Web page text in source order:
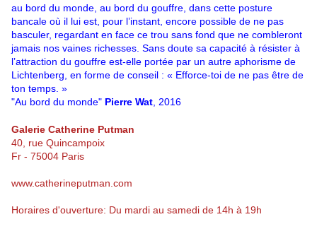
au bord du monde, au bord du gouffre, dans cette posture
bancale où il lui est, pour l’instant, encore possible de ne pas
basculer, regardant en face ce trou sans fond que ne combleront
jamais nos vaines richesses. Sans doute sa capacité à résister à
l’attraction du gouffre est-elle portée par un autre aphorisme de
Lichtenberg, en forme de conseil : « Efforce-toi de ne pas être de
ton temps. »
"Au bord du monde" Pierre Wat , 2016
Galerie Catherine Putman
40, rue Quincampoix
Fr - 75004 Paris
www.catherineputman.com
Horaires d'ouverture: Du mardi au samedi de 14h à 19h